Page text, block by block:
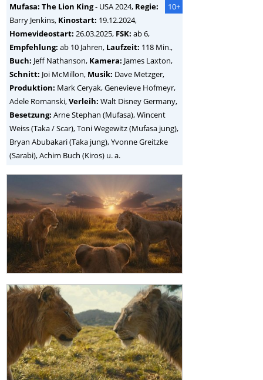
10+
Mufasa: The Lion King- USA 2024, Regie:
Barry Jenkins, Kinostart: 19.12.2024,
Homevideostart: 26.03.2025, FSK: ab 6,
Empfehlung: ab 10 Jahren, Laufzeit: 118 Min.,
Buch: Jeff Nathanson, Kamera: James Laxton,
Schnitt: Joi McMillon, Musik: Dave Metzger,
Produktion: Mark Ceryak, Genevieve Hofmeyr,
Adele Romanski,Verleih: Walt Disney Germany,
Besetzung: Arne Stephan (Mufasa), Wincent
Weiss (Taka / Scar), Toni Wegewitz (Mufasa jung),
Bryan Abubakari (Taka jung), Yvonne Greitzke
(Sarabi), Achim Buch (Kiros) u. a.